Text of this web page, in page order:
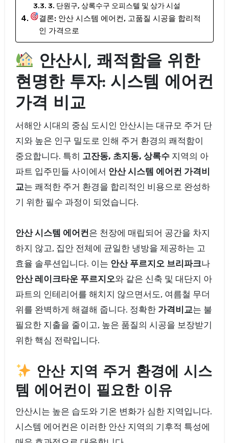
3. 단원구, 상록수구 오피스텔 및 상가 시설
결론: 안산 시스템 에어컨, 고품질 시공을 합리적
인 가격으로
안산시, 쾌적함을 위한
현명한 투자: 시스템 에어컨
가격 비교
서해안 시대의 중심 도시인 안산시는 대규모 주거 단
지와 높은 인구 밀도로 인해 주거 환경의 쾌적함이
중요합니다. 특히 고잔동, 초지동, 상록수지역의 아
파트 입주민들 사이에서 안산 시스템 에어컨 가격비
교는 쾌적한 주거 환경을 합리적인 비용으로 완성하
기 위한 필수 과정이 되었습니다.
안산 시스템 에어컨은 천장에 매립되어 공간을 차지
하지 않고, 집안 전체에 균일한 냉방을 제공하는 고
효율 솔루션입니다. 이는 안산 푸르지오 브리파크나
안산 레이크타운 푸르지오와 같은 신축 및 대단지 아
파트의 인테리어를 해치지 않으면서도, 여름철 무더
위를 완벽하게 해결해 줍니다. 정확한 가격비교는 불
필요한 지출을 줄이고, 높은 품질의 시공을 보장받기
위한 핵심 전략입니다.
안산 지역 주거 환경에 시스
템 에어컨이 필요한 이유
안산시는 높은 습도와 기온 변화가 심한 지역입니다.
시스템 에어컨은 이러한 안산 지역의 기후적 특성에